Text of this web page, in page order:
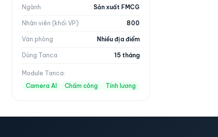
Ngành Sản xuất FMCG
Nhân viên (khối VP) 800
Văn phòng Nhiều địa điểm
Dùng Tanca 15 tháng
Module Tanca:
Camera AI
Chấm công Tính lương